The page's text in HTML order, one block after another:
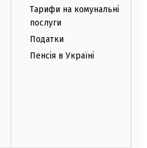
Тарифи на комунальні
послуги
Податки
Пенсія в Україні